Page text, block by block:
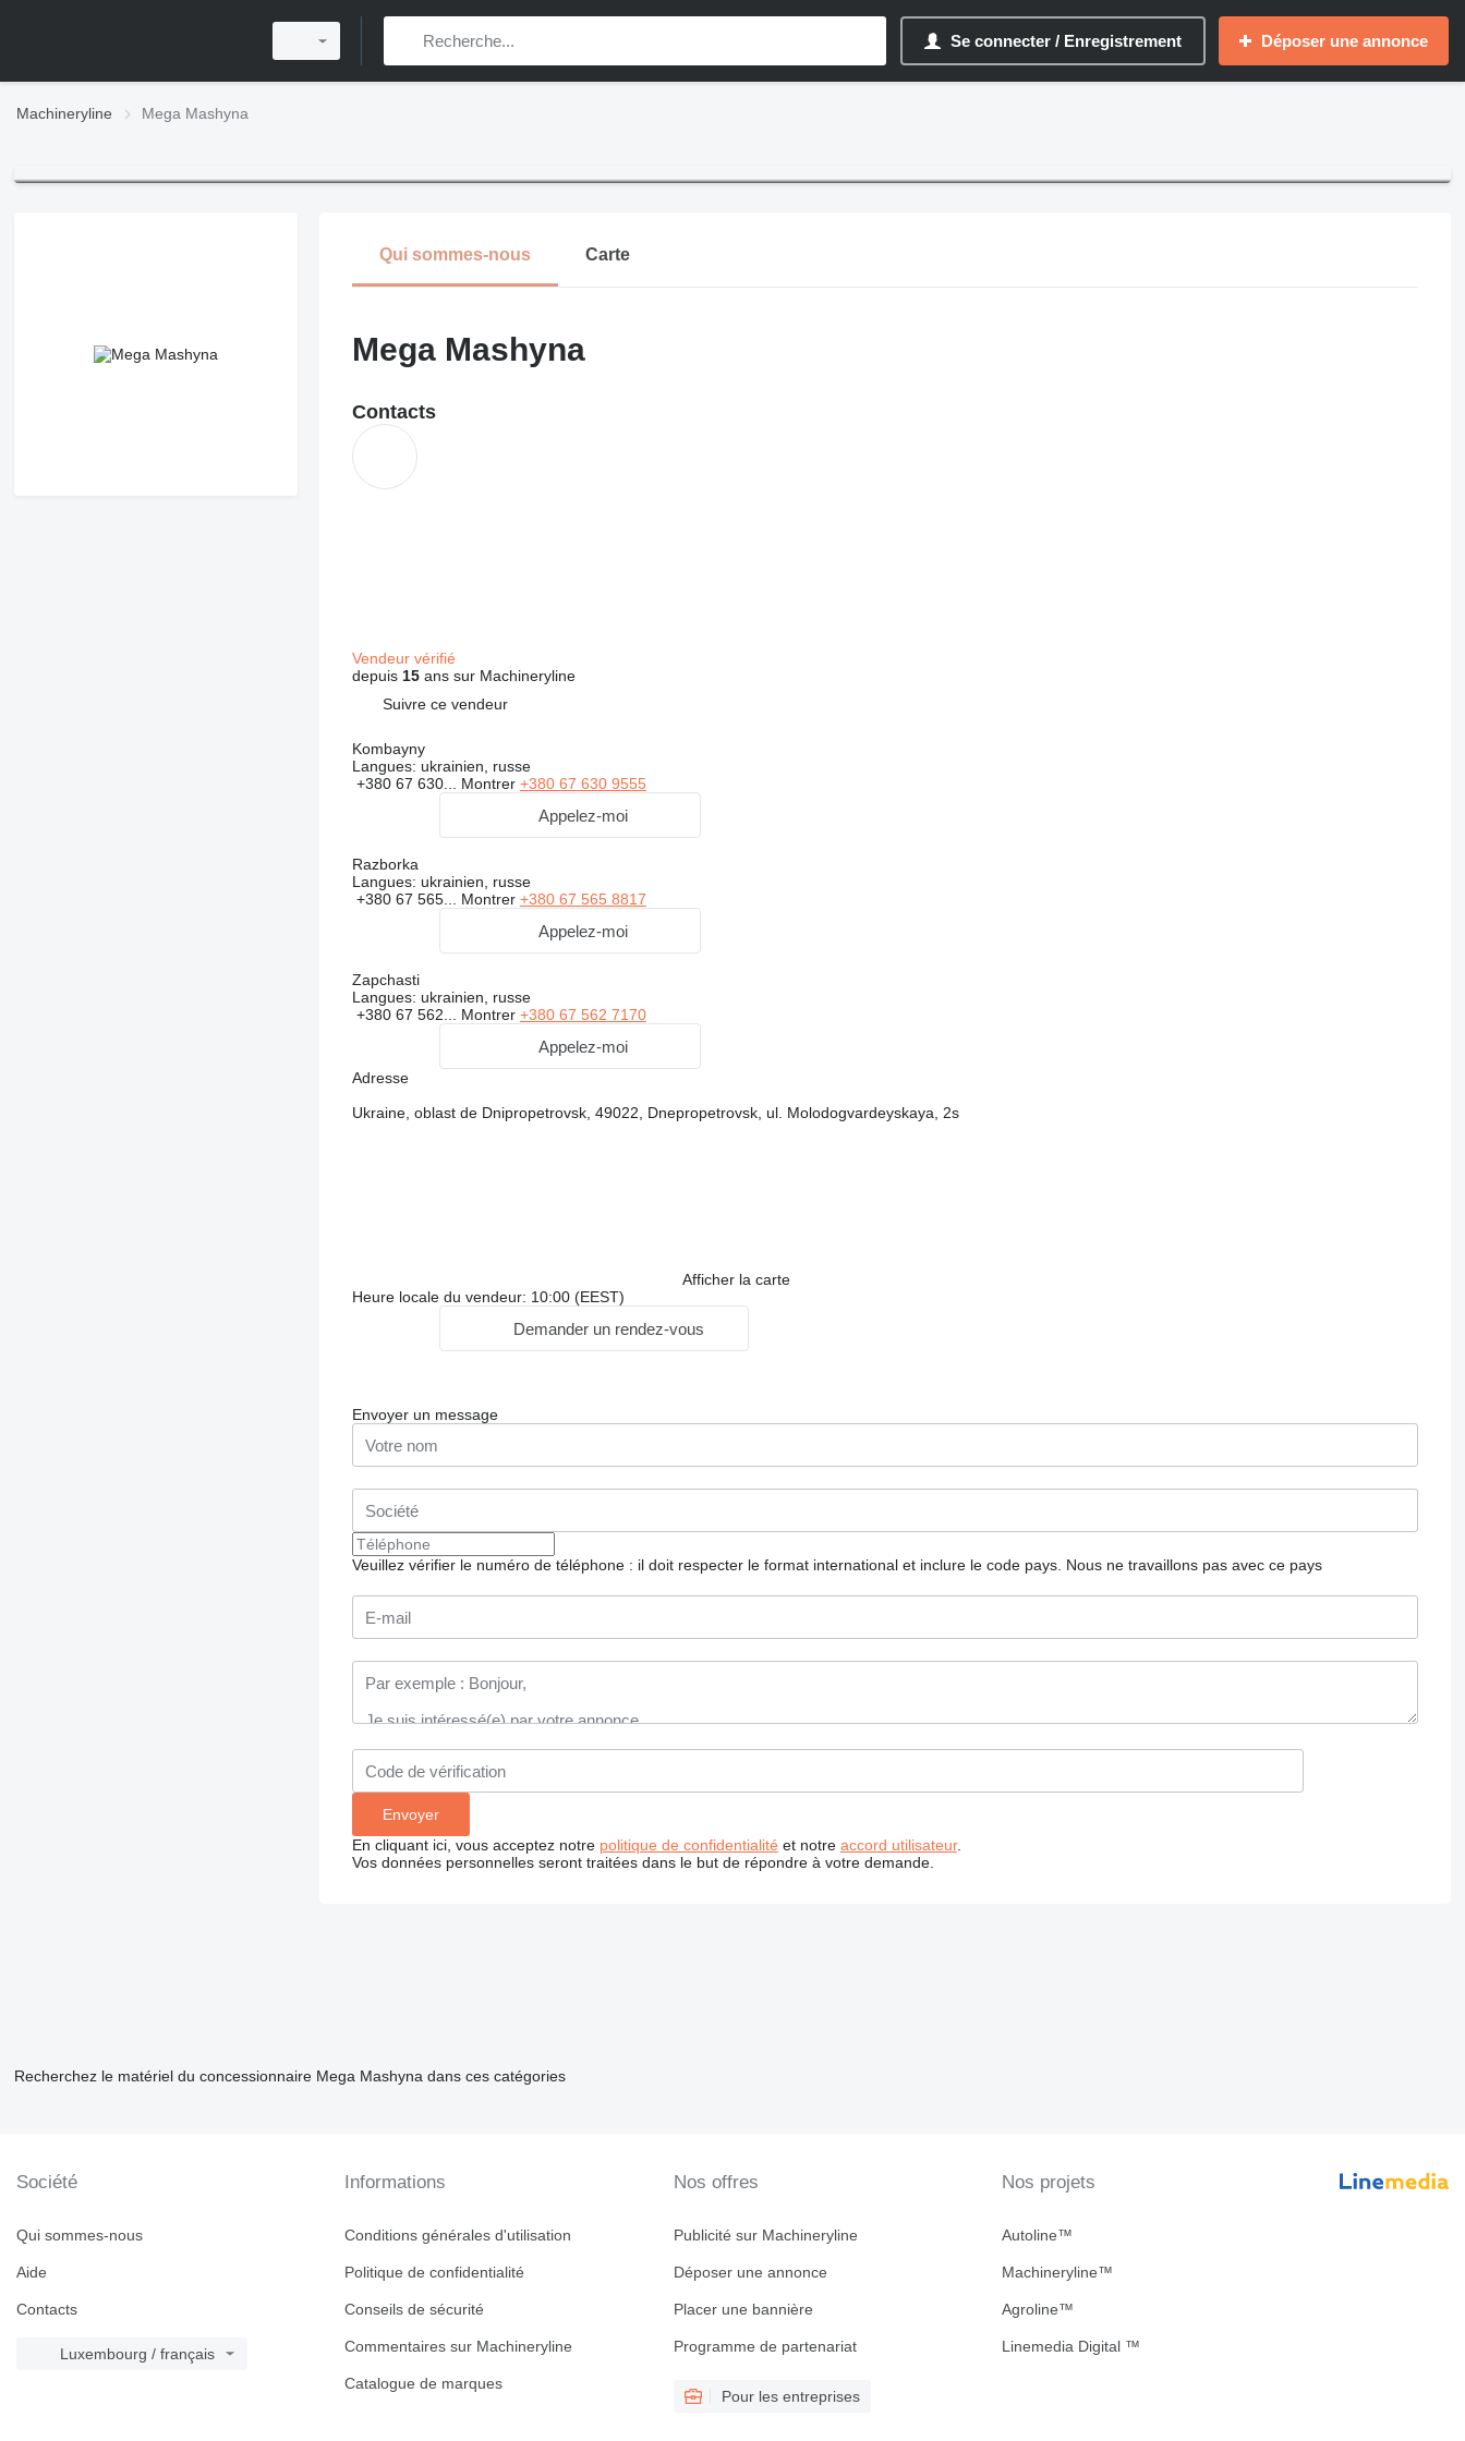
Se connecter / Enregistrement Déposer une annonce
Machineryline Mega Mashyna
Qui sommes-nous Carte
Mega Mashyna
Contacts
Vendeur vérifié
depuis 15ans sur Machineryline
Suivre ce vendeur
Kombayny
Langues: ukrainien, russe
+380 67 630... Montrer +380 67 630 9555
Appelez-moi
Razborka
Langues: ukrainien, russe
+380 67 565... Montrer +380 67 565 8817
Appelez-moi
Zapchasti
Langues: ukrainien, russe
+380 67 562... Montrer +380 67 562 7170
Appelez-moi
Adresse
Ukraine, oblast de Dnipropetrovsk, 49022, Dnepropetrovsk, ul. Molodogvardeyskaya, 2s
Afficher la carte
Heure locale du vendeur: 10:00 (EEST)
Demander un rendez-vous
Envoyer un message
Veuillez vérifier le numéro de téléphone : il doit respecter le format international et inclure le code pays. Nous ne travaillons pas avec ce pays
En cliquant ici, vous acceptez notre politique de confidentialité et notre accord utilisateur.
Vos données personnelles seront traitées dans le but de répondre à votre demande.
Recherchez le matériel du concessionnaire Mega Mashyna dans ces catégories
Société
Qui sommes-nous
Aide
Contacts
Luxembourg / français
Informations
Conditions générales d'utilisation
Politique de confidentialité
Conseils de sécurité
Commentaires sur Machineryline
Catalogue de marques
Nos offres
Publicité sur Machineryline
Déposer une annonce
Placer une bannière
Programme de partenariat
Pour les entreprises
Nos projets
Autoline™
Machineryline™
Agroline™
Linemedia Digital ™